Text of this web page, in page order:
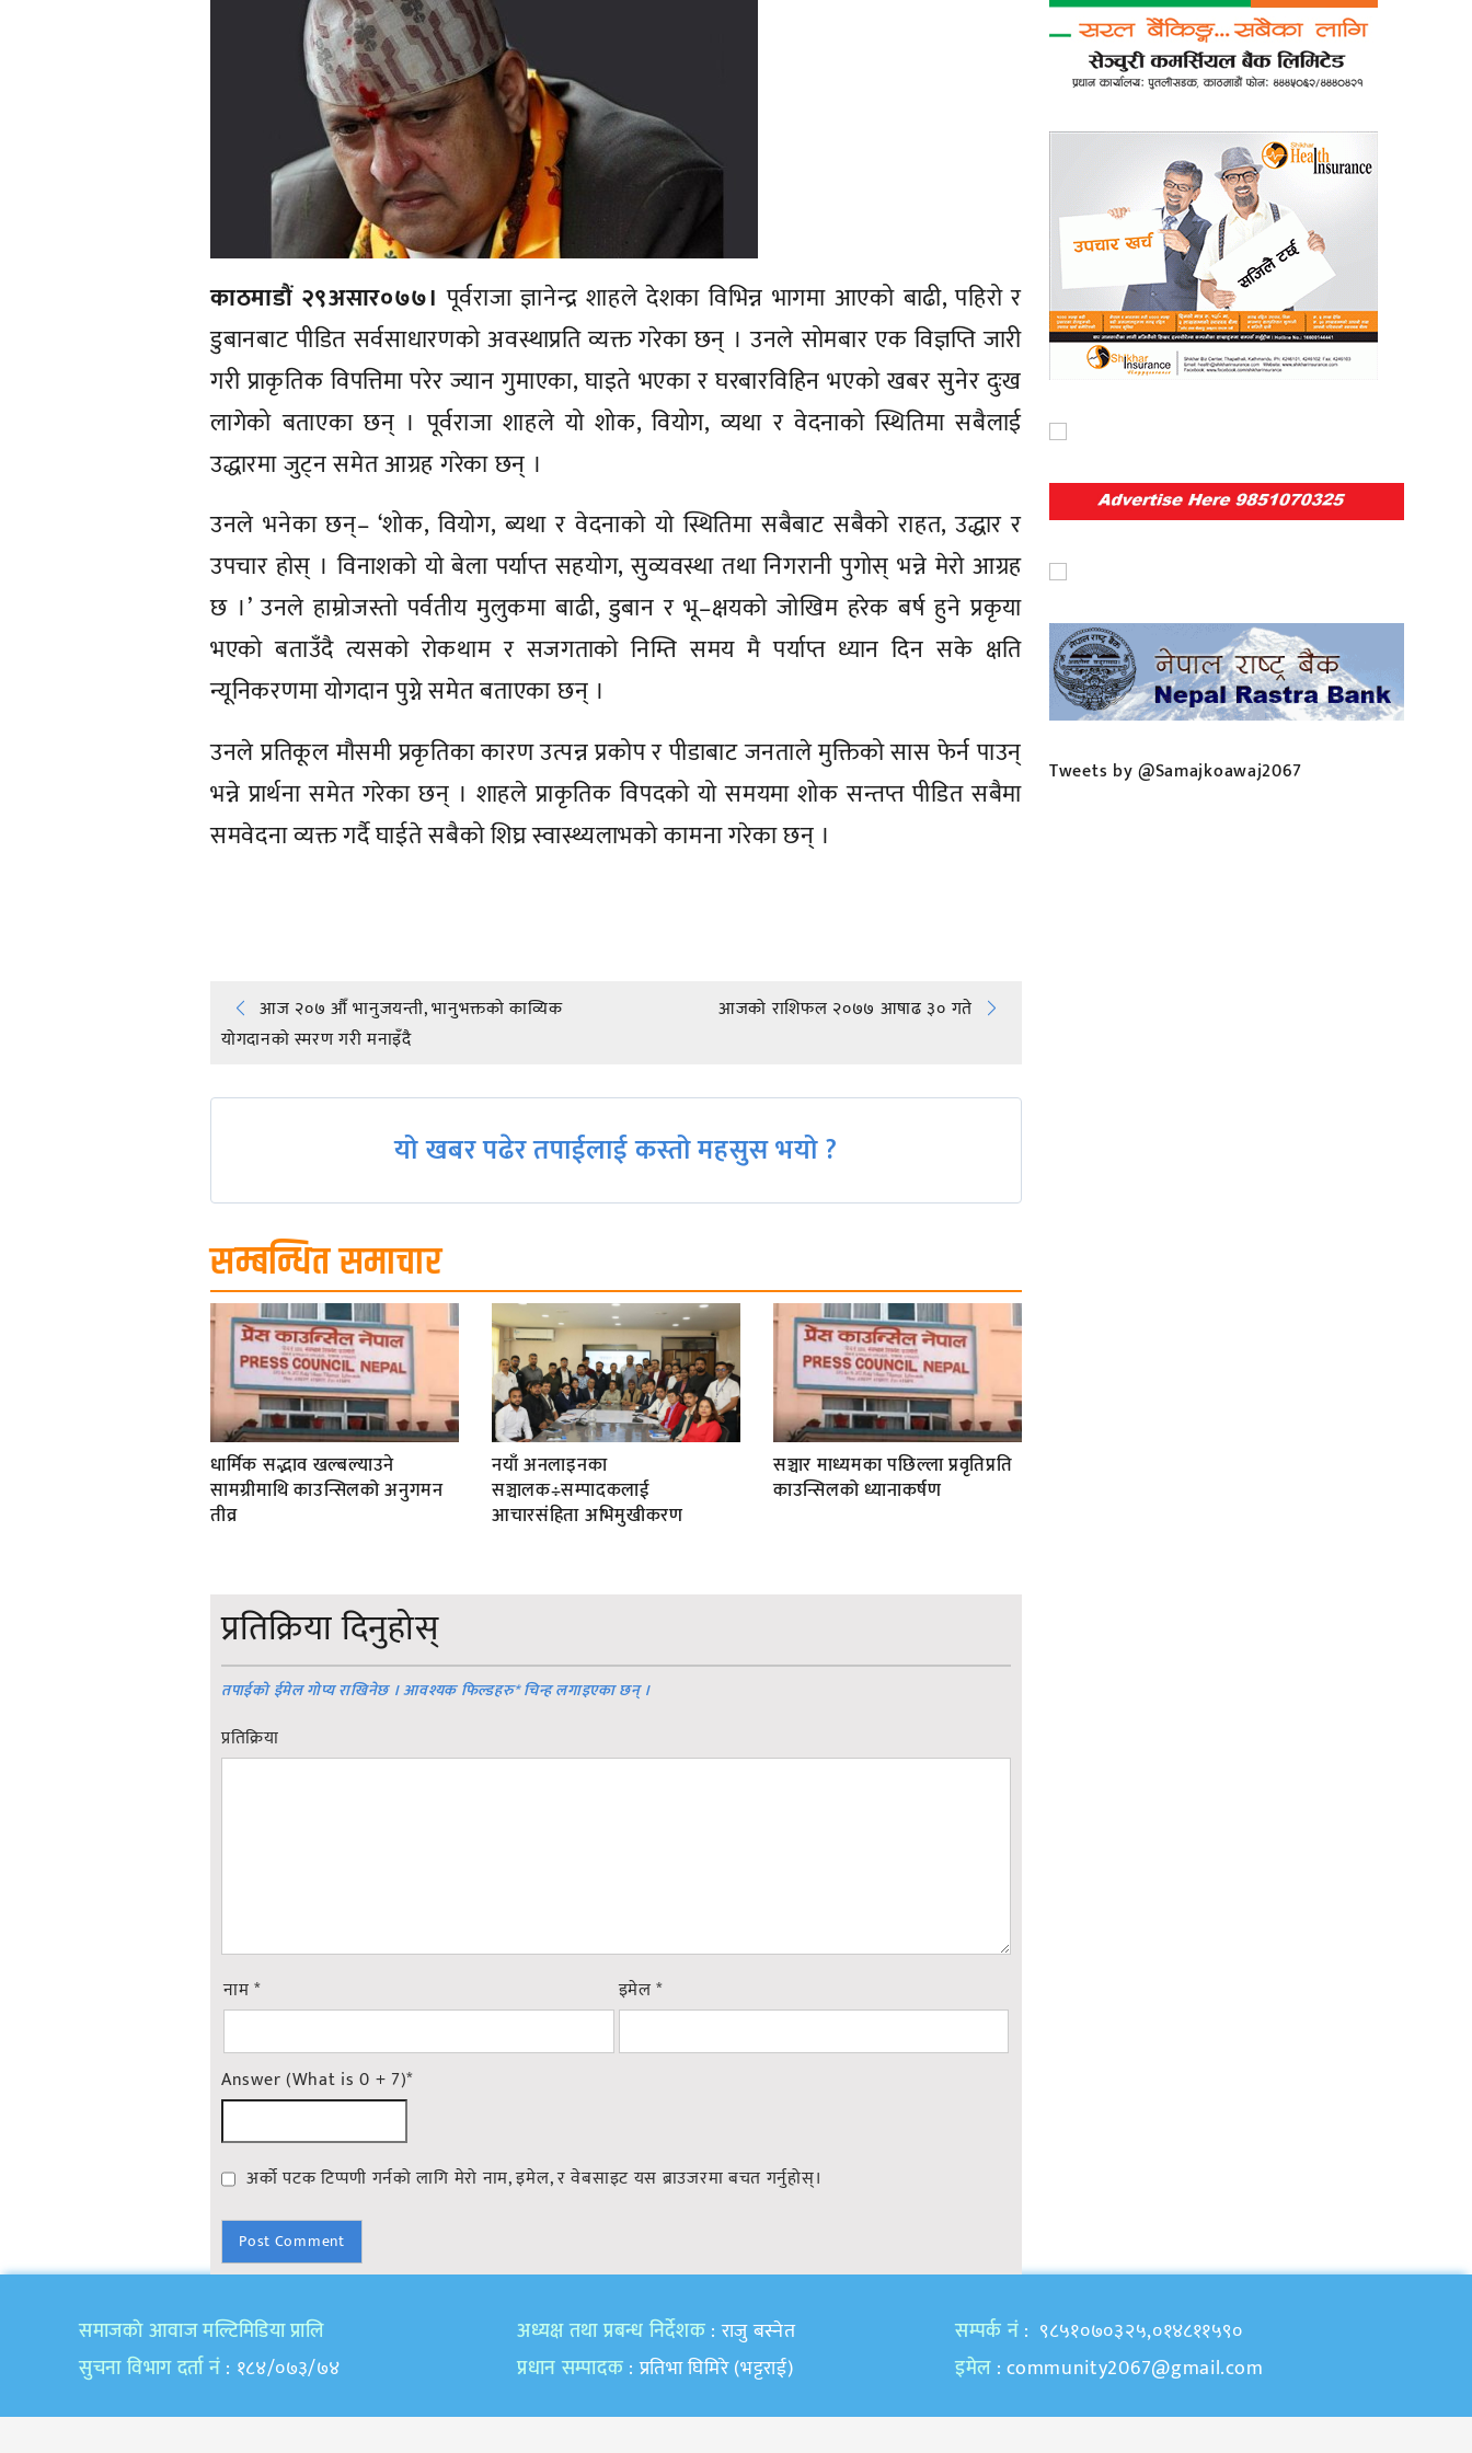
काठमाडौं २९असार०७७। पूर्वराजा ज्ञानेन्द्र शाहले देशका विभिन्न भागमा आएको बाढी, पहिरो र
डुबानबाट पीडित सर्वसाधारणको अवस्थाप्रति व्यक्त गरेका छन् । उनले सोमबार एक विज्ञप्ति जारी
गरी प्राकृतिक विपत्तिमा परेर ज्यान गुमाएका, घाइते भएका र घरबारविहिन भएको खबर सुनेर दुःख
लागेको बताएका छन् । पूर्वराजा शाहले यो शोक, वियोग, व्यथा र वेदनाको स्थितिमा सबैलाई
उद्धारमा जुट्न समेत आग्रह गरेका छन् ।
उनले भनेका छन्– ‘शोक, वियोग, ब्यथा र वेदनाको यो स्थितिमा सबैबाट सबैको राहत, उद्धार र
उपचार होस् । विनाशको यो बेला पर्याप्त सहयोग, सुव्यवस्था तथा निगरानी पुगोस् भन्ने मेरो आग्रह
छ ।’ उनले हाम्रोजस्तो पर्वतीय मुलुकमा बाढी, डुबान र भू–क्षयको जोखिम हरेक बर्ष हुने प्रकृया
भएको बताउँदै त्यसको रोकथाम र सजगताको निम्ति समय मै पर्याप्त ध्यान दिन सके क्षति
न्यूनिकरणमा योगदान पुग्ने समेत बताएका छन् ।
उनले प्रतिकूल मौसमी प्रकृतिका कारण उत्पन्न प्रकोप र पीडाबाट जनताले मुक्तिको सास फेर्न पाउन्
भन्ने प्रार्थना समेत गरेका छन् । शाहले प्राकृतिक विपदको यो समयमा शोक सन्तप्त पीडित सबैमा
समवेदना व्यक्त गर्दै घाईते सबैको शिघ्र स्वास्थ्यलाभको कामना गरेका छन् ।
Post
navigation
आज २०७ औँ भानुजयन्ती, भानुभक्तको काव्यिक
योगदानको स्मरण गरी मनाइँदै
आजको राशिफल २०७७ आषाढ ३० गते
यो खबर पढेर तपाईलाई कस्तो महसुस भयो ?
सम्बन्धित समाचार
धार्मिक सद्भाव खल्बल्याउने
सामग्रीमाथि काउन्सिलको अनुगमन
तीव्र
नयाँ अनलाइनका
सञ्चालक÷सम्पादकलाई
आचारसंहिता अभिमुखीकरण
सञ्चार माध्यमका पछिल्ला प्रवृतिप्रति
काउन्सिलको ध्यानाकर्षण
प्रतिक्रिया दिनुहोस्
तपाईको ईमेल गोप्य राखिनेछ । आवश्यक फिल्डहरु*चिन्ह लगाइएका छन् ।
प्रतिक्रिया
नाम* इमेल*
Answer (What is 0 + 7)*
अर्को पटक टिप्पणी गर्नको लागि मेरो नाम, इमेल, र वेबसाइट यस ब्राउजरमा बचत गर्नुहोस्।
Tweets by @Samajkoawaj2067
समाजकाे आवाज मल्टिमिडिया प्रालि
सुचना विभाग दर्ता नं : १८४/०७३/७४
अध्यक्ष तथा प्रबन्ध निर्देशक : राजु बस्नेत
प्रधान सम्पादक : प्रतिभा घिमिरे (भट्टराई)
सम्पर्क नं : ९८५१०७०३२५,०१४८११५९०
इमेल :community2067@gmail.com